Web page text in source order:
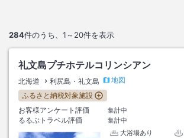
284件のうち、 1～20件を表示
礼文島プチホテルコリンシアン
北海道 利尻島・礼文島
地図
ふるさと納税対象施設
お客様アンケート評価
集計中
るるぶトラベル評価
集計中
大浴場あり